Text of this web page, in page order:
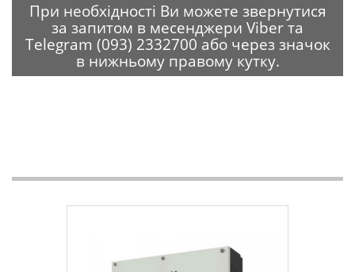
При необхідності Ви можете звернутися
за запитом в месенджери Viber та
Telegram (093) 2332700 або через значок
в нижньому правому кутку.